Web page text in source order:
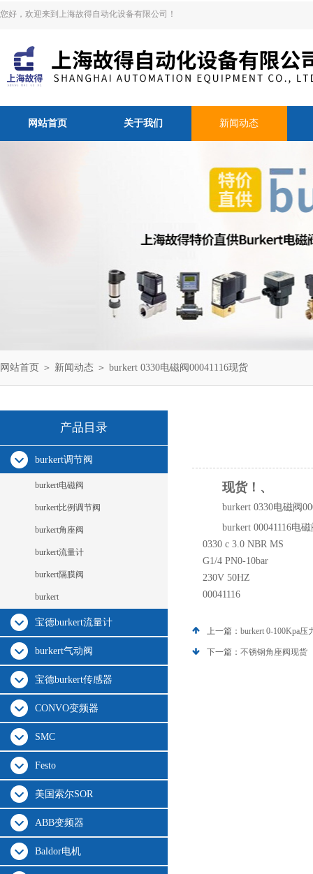
您好，欢迎来到上海故得自动化设备有限公司！
网站首页 关于我们 新闻动态
网站首页 ＞ 新闻动态 ＞ burkert 0330电磁阀00041116现货
产品目录
burkert调节阀
burkert电磁阀
burkert比例调节阀
burkert角座阀
burkert流量计
burkert隔膜阀
burkert
宝德burkert流量计
burkert气动阀
宝德burkert传感器
CONVO变频器
SMC
Festo
美国索尔SOR
ABB变频器
Baldor电机
现货！、
burkert 0330电磁阀
burkert 00041116电
0330 c 3.0 NBR MS
G1/4 PN0-10bar
230V 50HZ
00041116
上一篇： burkert 0-100Kpa
下一篇： 不锈钢角座阀现货